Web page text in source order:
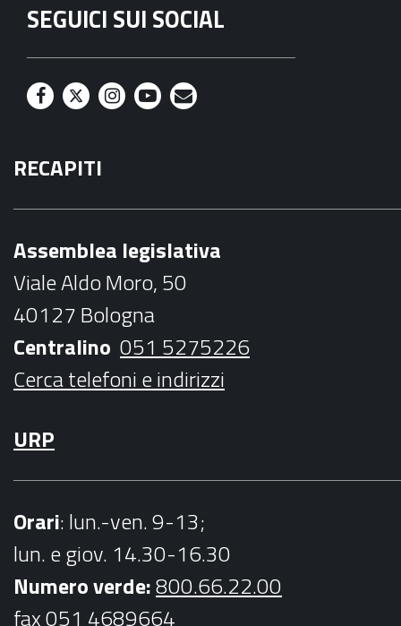
SEGUICI SUI SOCIAL
F
c
e
k
T
i
t
I
t
a
m
Y
t
b
e
M
l
RECAPITI
Assemblea legislativa
Viale Aldo Moro, 50
40127 Bologna
Centralino 051 5275226
Cerca telefoni e indirizzi
URP
Orari: lun.-ven. 9-13;
lun. e giov. 14.30-16.30
Numero verde:800.66.22.00
fax 051 4689664